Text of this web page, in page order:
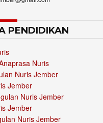
PENDIDIKAN
Nuris
Nuris Jember
Jember
Nuris Jember
Jember
Nuris Jember